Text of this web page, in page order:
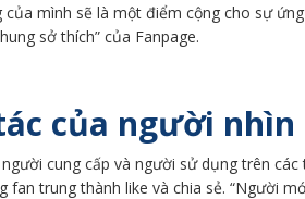
mình sẽ là một điểm cộng cho sự
sở thích” của Fanpage.
của người
cung cấp và người sử dụng trên
fan trung thành like và chia sẻ. “Người